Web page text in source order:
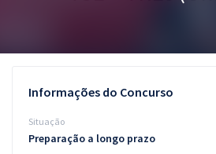
Questões grátis
Informações do Concurso
Situação
Preparação a longo prazo